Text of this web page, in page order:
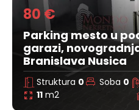
80 €
Parking mesto u
garazi,
Branislava Nusica
Struktura 0 Soba 0
11 m2